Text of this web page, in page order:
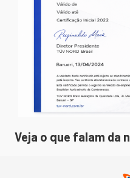
Veja o que falam da